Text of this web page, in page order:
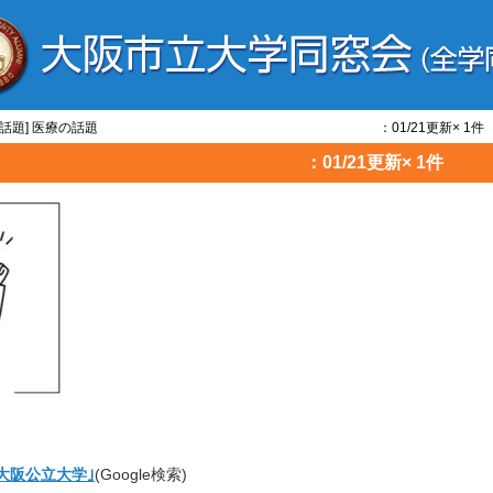
療/話題] 医療の話題 ：01/21更新× 1件
の話題 ：01/21更新× 1件
阪公立大学｣(Google検索)